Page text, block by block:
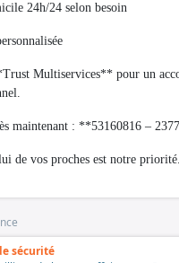
24h/24 selon besoin
Multiservices** pour un
maintenant : **53160816 –
de vos proches est notre priorité.
sécurité